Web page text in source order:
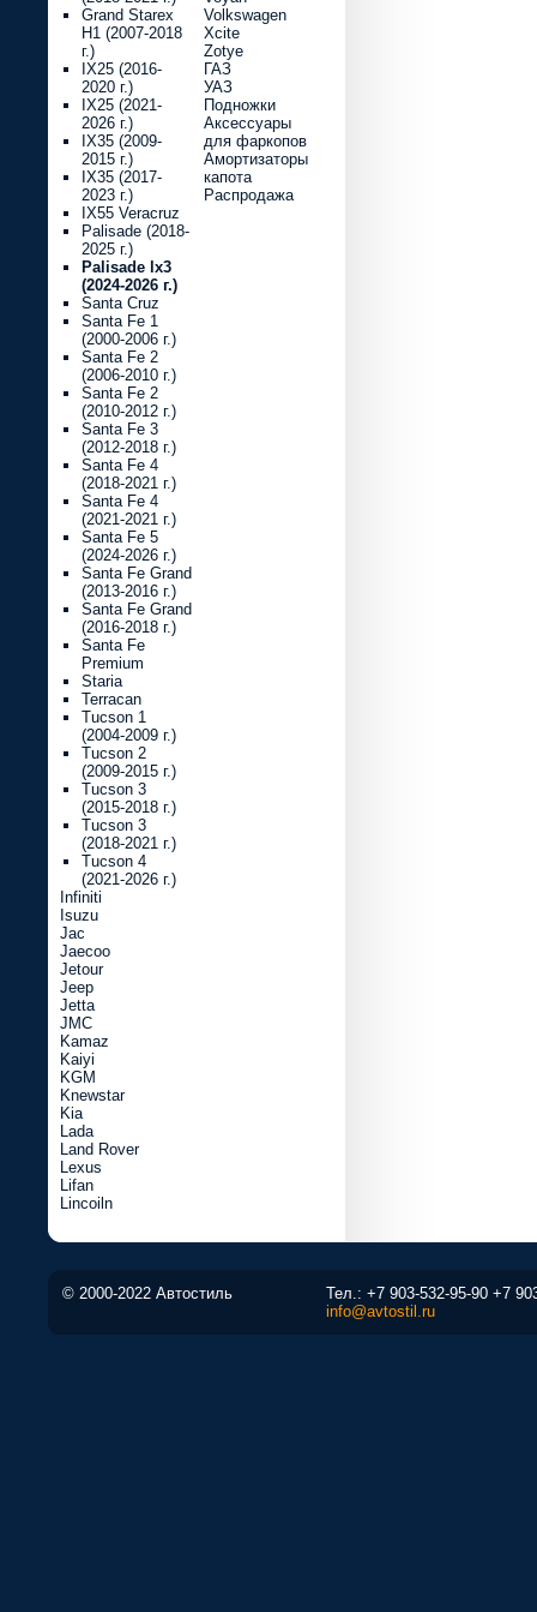
Grand Starex
H1 (2007-2018
г.)
IX25 (2016-
2020 г.)
IX25 (2021-
2026 г.)
IX35 (2009-
2015 г.)
IX35 (2017-
2023 г.)
IX55 Veracruz
Palisade (2018-
2025 г.)
Palisade lx3
(2024-2026 г.)
Santa Cruz
Santa Fe 1
(2000-2006 г.)
Santa Fe 2
(2006-2010 г.)
Santa Fe 2
(2010-2012 г.)
Santa Fe 3
(2012-2018 г.)
Santa Fe 4
(2018-2021 г.)
Santa Fe 4
(2021-2021 г.)
Santa Fe 5
(2024-2026 г.)
Santa Fe Grand
(2013-2016 г.)
Santa Fe Grand
(2016-2018 г.)
Santa Fe
Premium
Staria
Terracan
Tucson 1
(2004-2009 г.)
Tucson 2
(2009-2015 г.)
Tucson 3
(2015-2018 г.)
Tucson 3
(2018-2021 г.)
Tucson 4
(2021-2026 г.)
Infiniti
Isuzu
Jac
Jaecoo
Jetour
Jeep
Jetta
JMC
Kamaz
Kaiyi
KGM
Knewstar
Kia
Lada
Land Rover
Lexus
Lifan
Lincoiln
Volkswagen
Xcite
Zotye
ГАЗ
УАЗ
Подножки
Аксессуары
для фаркопов
Амортизаторы
капота
Распродажа
© 2000-2022 Автостиль Тел.: +7 903-532-95-90 +7
info@avtostil.ru